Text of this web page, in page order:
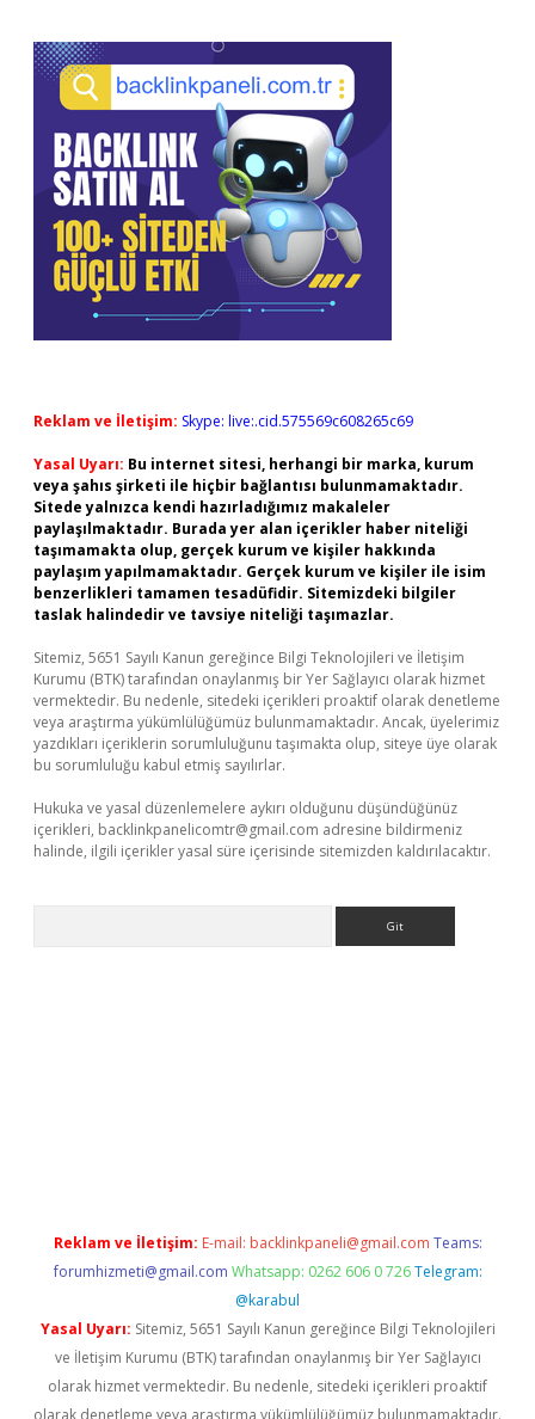
Reklam ve İletişim: Skype: live:.cid.575569c608265c69
Yasal Uyarı: Bu internet sitesi, herhangi bir marka, kurum
veya şahıs şirketi ile hiçbir bağlantısı bulunmamaktadır.
Sitede yalnızca kendi hazırladığımız makaleler
paylaşılmaktadır. Burada yer alan içerikler haber niteliği
taşımamakta olup, gerçek kurum ve kişiler hakkında
paylaşım yapılmamaktadır. Gerçek kurum ve kişiler ile isim
benzerlikleri tamamen tesadüfidir. Sitemizdeki bilgiler
taslak halindedir ve tavsiye niteliği taşımazlar.
Sitemiz, 5651 Sayılı Kanun gereğince Bilgi Teknolojileri ve İletişim
Kurumu (BTK) tarafından onaylanmış bir Yer Sağlayıcı olarak hizmet
vermektedir. Bu nedenle, sitedeki içerikleri proaktif olarak denetleme
veya araştırma yükümlülüğümüz bulunmamaktadır. Ancak, üyelerimiz
yazdıkları içeriklerin sorumluluğunu taşımakta olup, siteye üye olarak
bu sorumluluğu kabul etmiş sayılırlar.
Hukuka ve yasal düzenlemelere aykırı olduğunu düşündüğünüz
içerikleri, backlinkpanelicomtr@gmail.com adresine bildirmeniz
halinde, ilgili içerikler yasal süre içerisinde sitemizden kaldırılacaktır.
Reklam ve İletişim: E-mail: backlinkpaneli@gmail.com Teams:
forumhizmeti@gmail.com Whatsapp: 0262 606 0 726 Telegram:
@karabul
Yasal Uyarı: Sitemiz, 5651 Sayılı Kanun gereğince Bilgi Teknolojileri
ve İletişim Kurumu (BTK) tarafından onaylanmış bir Yer Sağlayıcı
olarak hizmet vermektedir. Bu nedenle, sitedeki içerikleri proaktif
olarak denetleme veya araştırma yükümlülüğümüz bulunmamaktadır.